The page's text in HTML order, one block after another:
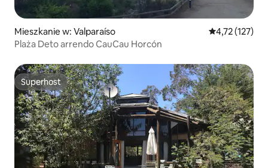
Mieszkanie w: Valparaíso Średnia
4,72 (127)
Plaża Deto arrendo CauCau Horcón
Superhost
Superhost